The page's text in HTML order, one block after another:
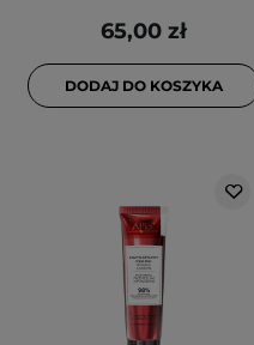
65,00 zł
DODAJ DO KOSZYKA